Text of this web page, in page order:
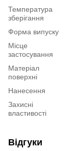
Температура
зберігання
Форма випуску
Місце
застосування
Матеріал
поверхні
Нанесення
Захисні
властивості
Відгуки